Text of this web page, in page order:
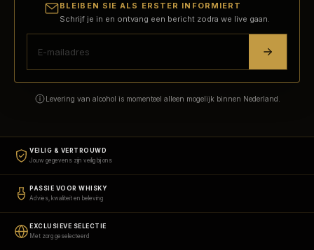
BLEIBEN SIE ALS ERSTER INFORMIERT
Schrijf je in en ontvang een bericht zodra we live gaan.
Levering van alcohol is momenteel alleen mogelijk binnen Nederland.
VEILIG & VERTROUWD
Jouw gegevens zijn veilig bij ons
PASSIE VOOR WHISKY
Advies, kwaliteit en beleving
EXCLUSIEVE SELECTIE
Met zorg geselecteerd